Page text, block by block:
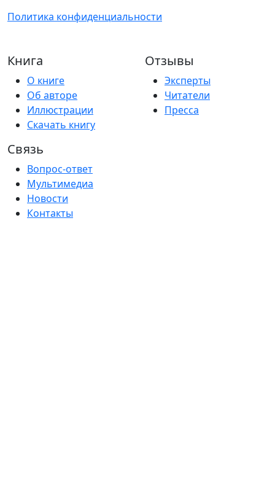
Политика конфиденциальности
Книга
О книге
Об авторе
Иллюстрации
Скачать книгу
Отзывы
Эксперты
Читатели
Пресса
Связь
Вопрос-ответ
Мультимедиа
Новости
Контакты